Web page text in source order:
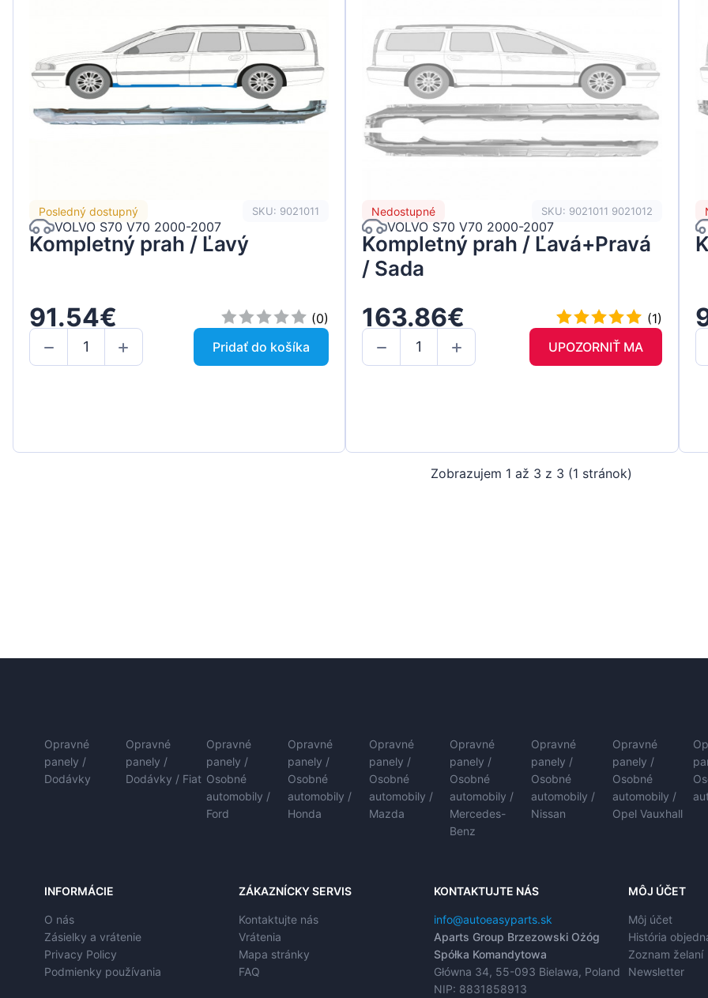
Skoda
Suzuki
Tesla
Posledný dostupný SKU: 9021011
VOLVO S70 V70 2000-2007
Kompletný prah / Ľavý
91.54€
(0)
Pridať do košíka
Nedostupné SKU: 9021011 9021012
VOLVO S70 V70 2000-2007
Kompletný prah / Ľavá+Pravá
/ Sada
163.86€
(1)
UPOZORNIŤ MA
Zobrazujem 1 až 3 z 3 (1 stránok)
Opravné
panely /
Dodávky
Opravné
panely /
Dodávky / Fiat
Opravné
panely /
Osobné
automobily /
Ford
Opravné
panely /
Osobné
automobily /
Honda
Opravné
panely /
Osobné
automobily /
Mazda
Opravné
panely /
Osobné
automobily /
Mercedes-
Benz
Opravné
panely /
Osobné
automobily /
Nissan
Opravné
panely /
Osobné
automobily /
Opel Vauxhall
INFORMÁCIE
O nás
Zásielky a vrátenie
Privacy Policy
Podmienky používania
ZÁKAZNÍCKY SERVIS
Kontaktujte nás
Vrátenia
Mapa stránky
FAQ
KONTAKTUJTE NÁS
info@autoeasyparts.sk
Aparts Group Brzezowski Ożóg
Spółka Komandytowa
Główna 34, 55-093 Bielawa, Poland
NIP: 8831858913
MÔJ ÚČET
Môj účet
História
Zoznam želaní
Newsletter